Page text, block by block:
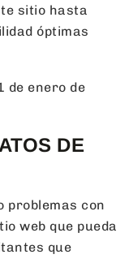
sitio hasta
óptimas
de enero de
DE
problemas con
web que pueda
que